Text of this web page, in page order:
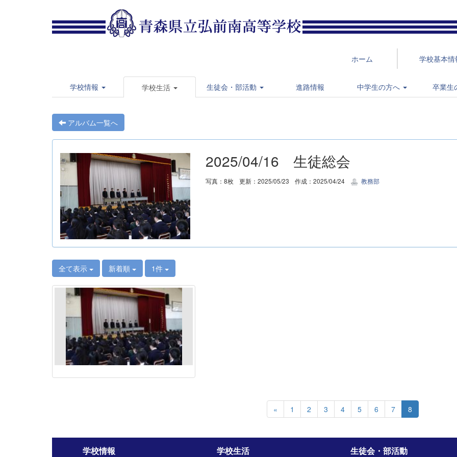
ホーム 学校基本情
学校情報 学校生活 生徒会・部活動 進路情報 中学生の方へ 卒業生
アルバム一覧へ
2025/04/16 生徒総会
写真：8枚 更新：2025/05/23 作成：2025/04/24 教務部
全て表示 新着順 1件
« 1 2 3 4 5 6 7 8
学校情報 学校生活 生徒会・部活動